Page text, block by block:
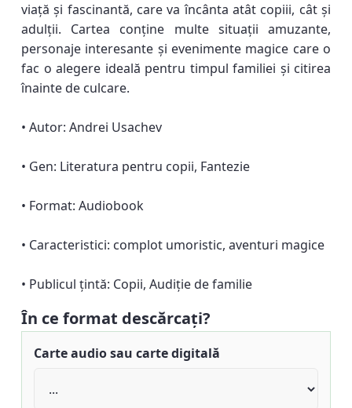
viață și fascinantă, care va încânta atât copiii, cât și
adulții. Cartea conține multe situații amuzante,
personaje interesante și evenimente magice care o
fac o alegere ideală pentru timpul familiei și citirea
înainte de culcare.
• Autor: Andrei Usachev
• Gen: Literatura pentru copii, Fantezie
• Format: Audiobook
• Caracteristici: complot umoristic, aventuri magice
• Publicul țintă: Copii, Audiție de familie
În ce format descărcați?
Carte audio sau carte digitală